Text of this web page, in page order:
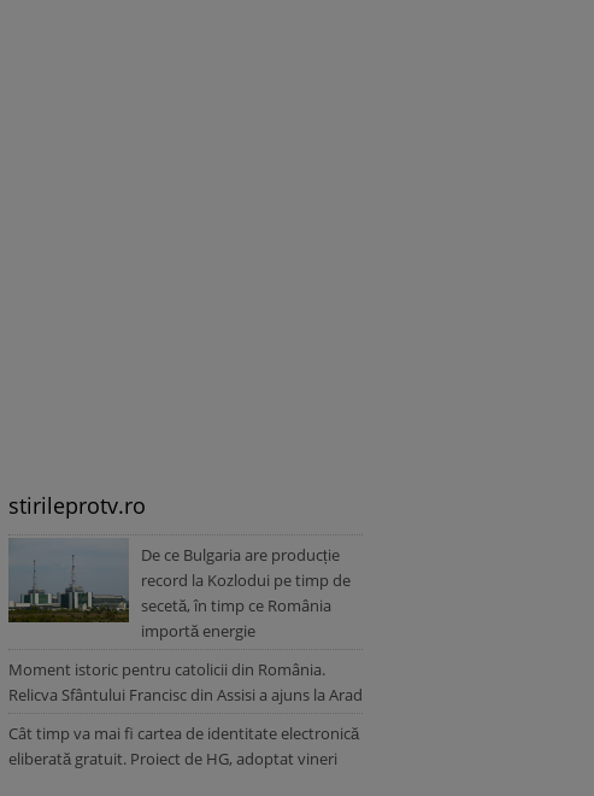
stirileprotv.ro
De ce Bulgaria are producție
record la Kozlodui pe timp de
secetă, în timp ce România
importă energie
Moment istoric pentru catolicii din România.
Relicva Sfântului Francisc din Assisi a ajuns la Arad
Cât timp va mai fi cartea de identitate electronică
eliberată gratuit. Proiect de HG, adoptat vineri